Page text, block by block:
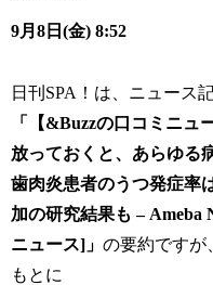
9月8日(金) 8:52
日刊SPA！は、ニュース
「【&Buzzの口コミニュ
放っておくと、あらゆる
歯肉炎患者のうつ発症率
加の研究結果も – Ameba
ニュース]」の要約ですが
もとに